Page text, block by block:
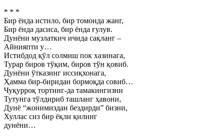
* * *
Бир ёнда истило, бир томонда жанг,
Бир ёнда дасиса, бир ёнда ғулув.
Дунёни музлаткич ичида сақланг –
Айнияпти у…
Истибдод қўл солмиш пок хазинага,
Турар биров тўқим, биров тўн қовиб.
Дунёни ўтказинг иссиқхонага,
Ҳамма бир-биридан бормоқда совиб…
Чуқурроқ тортинг-да тамакингизни
Тутунга тўлдириб ташланг ҳавони,
Дунё “жонимиздан бездирди” бизни,
Хуллас сиз бир ёқли қилинг
дунёни…